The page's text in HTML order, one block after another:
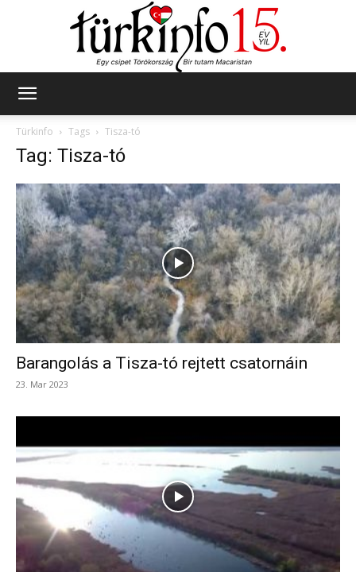
Türkinfo
Tags Tisza-tó
Tag: Tisza-tó
Barangolás a Tisza-tó rejtett csatornáin
23. Mar 2023